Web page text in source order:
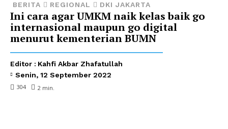
BERITA REGIONAL DKI JAKARTA
Ini cara agar UMKM naik kelas baik go
internasional maupun go digital
menurut kementerian BUMN
Editor : Kahfi Akbar Zhafatullah
Senin, 12 September 2022
304 2 min.